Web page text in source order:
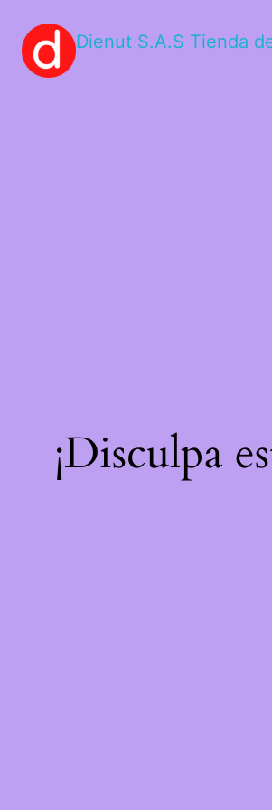
Dienut S.A.S Tienda
¡Disculpa